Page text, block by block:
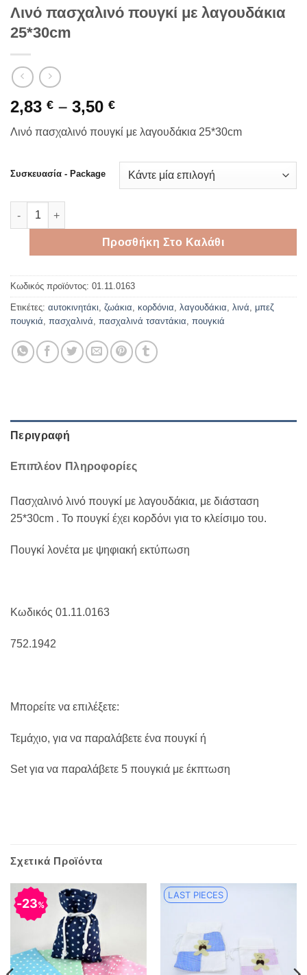
Λινό πασχαλινό πουγκί με λαγουδάκια
25*30cm
2,83 € – 3,50 €Price
range:
2,83 €
3,50 €
Λινό πασχαλινό πουγκί με λαγουδάκια 25*30cm
Συσκευασία - Package
Λινό πασχαλινό πουγκί με λαγουδάκια 25*30cm ποσότητα
Προσθήκη Στο Καλάθι
Κωδικός προϊόντος: 01.11.0163
Ετικέτες: αυτοκινητάκι, ζωάκια, κορδόνια, λαγουδάκια, λινά, μπεζ
πουγκιά, πασχαλινά, πασχαλινά τσαντάκια, πουγκιά
Περιγραφή
Επιπλέον Πληροφορίες
Πασχαλινό λινό πουγκί με λαγουδάκια, με διάσταση
25*30cm . Το πουγκί έχει κορδόνι για το κλείσιμο του.
Πουγκί λονέτα με ψηφιακή εκτύπωση
Κωδικός 01.11.0163
752.1942
Μπορείτε να επιλέξετε:
Τεμάχιο, για να παραλάβετε ένα πουγκί ή
Set για να παραλάβετε 5 πουγκιά με έκπτωση
Σχετικά Προϊόντα
23%
LAST PIECES